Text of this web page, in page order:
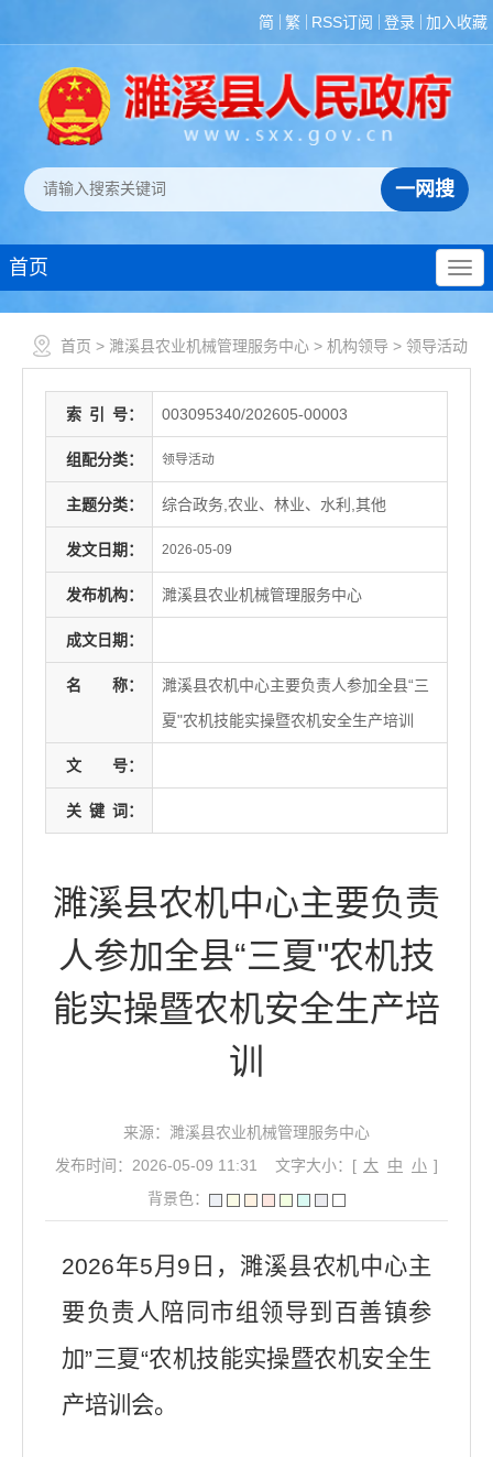
简 繁 RSS订阅 登录 加入收藏
首页
首页 > 濉溪县农业机械管理服务中心 > 机构领导 > 领导活动
索 引 号： 003095340/202605-00003
组配分类： 领导活动
主题分类： 综合政务,农业、林业、水利,其他
发文日期： 2026-05-09
发布机构： 濉溪县农业机械管理服务中心
成文日期：
名 称：
濉溪县农机中心主要负责人参加全县“三
夏"农机技能实操暨农机安全生产培训
文 号：
关 键 词：
濉溪县农机中心主要负责
人参加全县“三夏"农机技
能实操暨农机安全生产培
训
来源：濉溪县农业机械管理服务中心
发布时间：2026-05-09 11:31
文字大小：[ 大 中 小 ]
背景色：
2026年5月9日，濉溪县农机中心主
要负责人陪同市组领导到百善镇参
加”三夏“农机技能实操暨农机安全生
产培训会。